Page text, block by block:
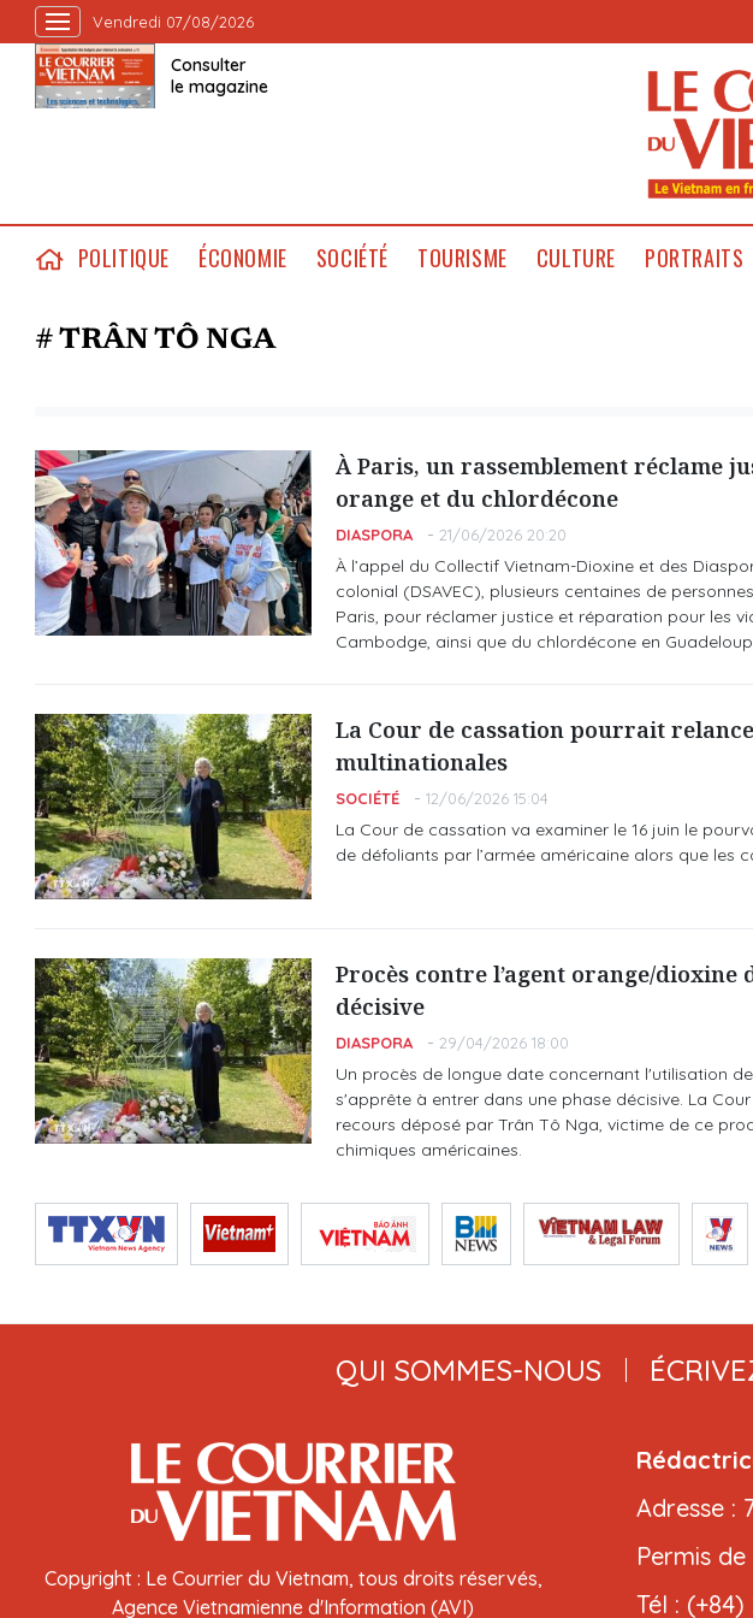
Vendredi 07/08/2026
Consulter
le magazine
POLITIQUE ÉCONOMIE SOCIÉTÉ TOURISME CULTURE PORTRAITS
# TRÂN TÔ NGA
À Paris, un rassemblement réclame
orange et du chlordécone
DIASPORA 21/06/2026 20:20
À l’appel du Collectif Vietnam-Dioxine et des
colonial (DSAVEC), plusieurs centaines de
Paris, pour réclamer justice et réparation pour les
Cambodge, ainsi que du chlordécone en
La Cour de cassation pourrait
multinationales
SOCIÉTÉ 12/06/2026 15:04
La Cour de cassation va examiner le 16 juin le
de défoliants par l’armée américaine alors que les
Procès contre l’agent orange/dioxine
décisive
DIASPORA 29/04/2026 18:00
Un procès de longue date concernant l'utilisation
s'apprête à entrer dans une phase décisive. La
recours déposé par Trân Tô Nga, victime de ce
chimiques américaines.
QUI SOMMES-NOUS
Copyright : Le Courrier du Vietnam, tous droits réservés,
Agence Vietnamienne d'Information (AVI)
Adresse :
Permis
Tél :